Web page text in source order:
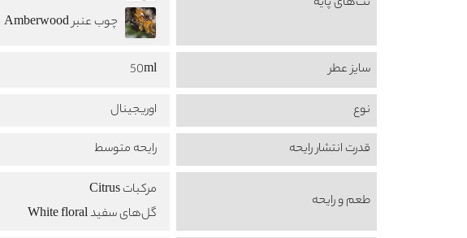
چوب عنبر Amberwood
سایز عطر 50ml
نوع
اوریجینال
قدرت انتشار رایحه
رایحه متوسط
طعم‌ و رایحه
مرکبات Citrus
گل‌های سفید White floral